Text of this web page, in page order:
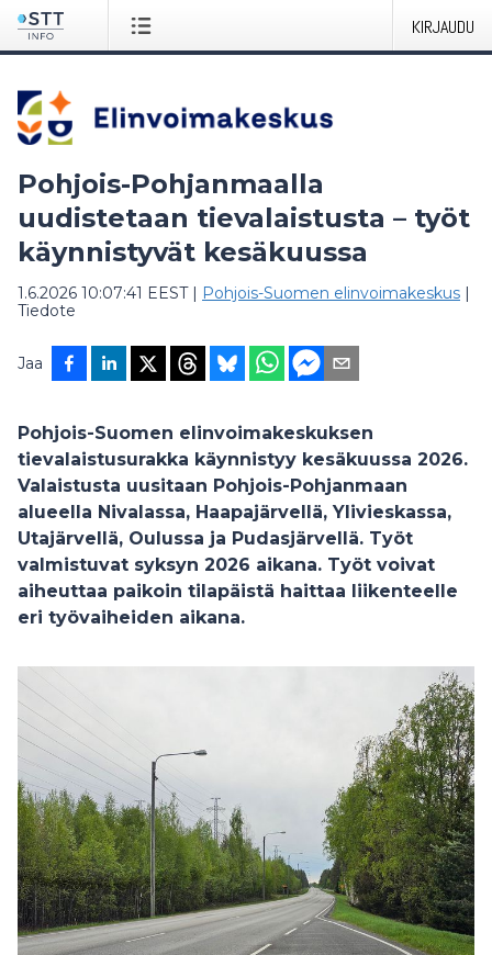
KIRJAUDU
Pohjois-Pohjanmaalla
uudistetaan tievalaistusta – työt
käynnistyvät kesäkuussa
1.6.2026 10:07:41 EEST| Pohjois-Suomen elinvoimakeskus |
Tiedote
Jaa
Pohjois-Suomen elinvoimakeskuksen
tievalaistusurakka käynnistyy kesäkuussa 2026.
Valaistusta uusitaan Pohjois-Pohjanmaan
alueella Nivalassa, Haapajärvellä, Ylivieskassa,
Utajärvellä, Oulussa ja Pudasjärvellä. Työt
valmistuvat syksyn 2026 aikana. Työt voivat
aiheuttaa paikoin tilapäistä haittaa liikenteelle
eri työvaiheiden aikana.